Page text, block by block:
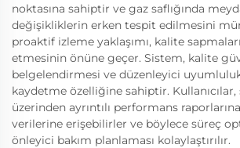
noktasına sahiptir ve gaz saflığında
değişikliklerin erken tespit edilmesini
proaktif izleme yaklaşımı, kalite
etmesinin önüne geçer. Sistem, kalite
belgelendirmesi ve düzenleyici
kaydetme özelliğine sahiptir.
üzerinden ayrıntılı performans
verilerine erişebilirler ve böylece süreç
önleyici bakım planlaması kolaylaştırılır.